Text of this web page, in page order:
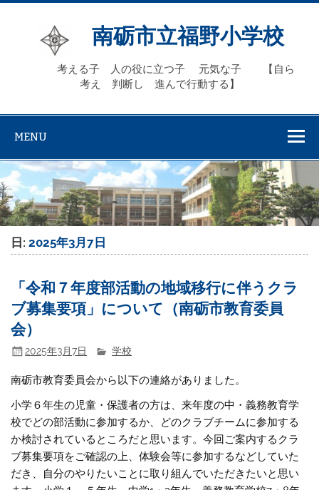
Skip
南砺市立福野小学校
考える子 人の役に立つ子 元気な子 【自ら
考え 判断し 進んで行動する】
MENU
日:2025年3月7日
「令和７年度部活動の地域移行に伴うクラ
ブ募集要項」について（南砺市教育委員
会）
2025年3月7日 学校
南砺市教育委員会から以下の連絡がありました。
小学６年生の児童・保護者の方は、来年度の中・義務教育学
校でどの部活動に参加するか、どのクラブチームに参加する
か検討されているところだと思います。今回ご案内するクラ
ブ募集要項をご確認の上、体験会等に参加するなどしていた
だき、自分のやりたいことに取り組んでいただきたいと思い